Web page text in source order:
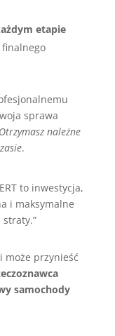
etapie
finalnego
sprawa
Otrzymasz należne
.
to inwestycja,
i maksymalne
może przynieść
samochody